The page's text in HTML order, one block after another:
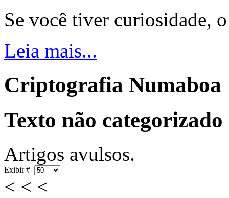
Se você tiver curiosidade,
Leia mais...
Criptografia Numaboa
Texto não categorizado
Artigos avulsos.
Exibir #
< < <